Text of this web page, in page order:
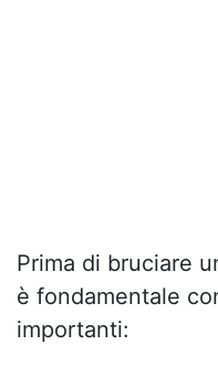
Prima di bruciare
è fondamentale
importanti: